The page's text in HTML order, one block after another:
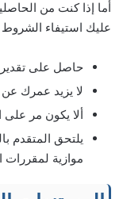
أما إذا كنت من
عليك استيفاء الشروط
حاصل على تقدير
لا يزيد عمرك عن 30 عامًا.
ألا يكون مر على
يلتحق المتقدم
موازية